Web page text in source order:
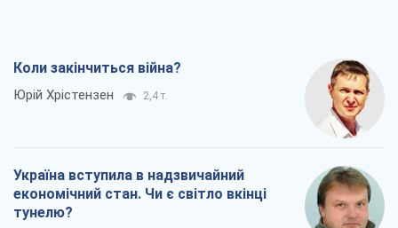
Коли закінчиться війна?
Юрій Хрістензен 2,4 т.
Україна вступила в надзвичайний
економічний стан. Чи є світло вкінці
тунелю?